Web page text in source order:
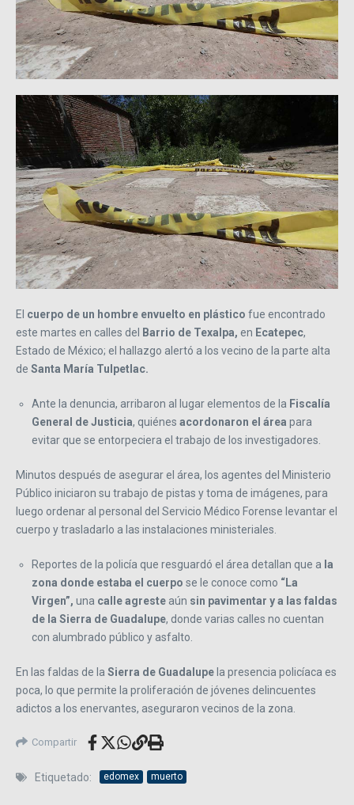
El cuerpo de un hombre envuelto en plástico fue encontrado
este martes en calles del
Barrio de Texalpa, en Ecatepec,
Estado de México; el hallazgo alertó a los vecino de la parte alta
de Santa María Tulpetlac.
Ante la denuncia, arribaron al lugar elementos de la Fiscalía
General de Justicia, quiénes acordonaron el área para
evitar que se entorpeciera el trabajo de los investigadores.
Minutos después de asegurar el área, los agentes del Ministerio
Público iniciaron su trabajo de pistas y toma de imágenes, para
luego ordenar al personal del Servicio Médico Forense levantar el
cuerpo y trasladarlo a las instalaciones ministeriales.
Reportes de la policía que resguardó el área detallan que a la
zona donde estaba el cuerpo se le conoce como “La
Virgen”, una calle agreste aún sin pavimentar y a las faldas
de la Sierra de Guadalupe, donde varias calles no cuentan
con alumbrado público y asfalto.
En las faldas de la Sierra de Guadalupe la presencia policíaca es
poca, lo que permite la proliferación de jóvenes delincuentes
adictos a los enervantes, aseguraron vecinos de la zona.
Compartir
Etiquetado: edomex muerto